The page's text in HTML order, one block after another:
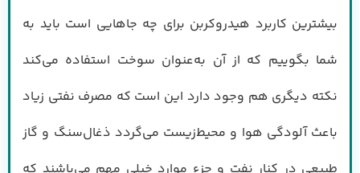
بیشترین کاربرد هیدروکربن برای چه جاهایی است باید به
شما بگوییم که از آن به‌عنوان سوخت استفاده می‌کند
نکته دیگری هم وجود دارد این است که مصرف نفتی زیاد
باعث آلودگی هوا و محیط‌زیست می‌گردد ذغال‌سنگ و گاز